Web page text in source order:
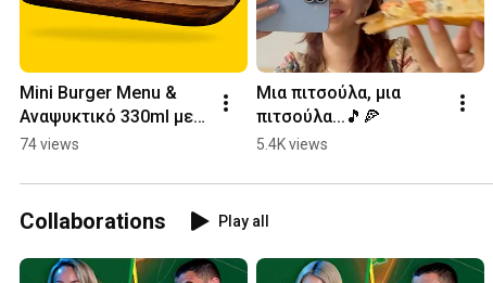
Μini Burger Menu &
Αναψυκτικό 330ml με
+1€ μόνο 9.90€!
74 views
Μια πιτσούλα, μια
πιτσούλα...🎵🍕
5.4K views
Collaborations Play all